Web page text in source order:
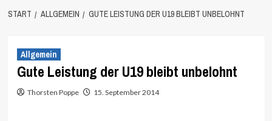
START ALLGEMEIN GUTE LEISTUNG DER U19 BLEIBT UNBELOHNT
Allgemein
Gute Leistung der U19 bleibt unbelohnt
Thorsten Poppe 15. September 2014